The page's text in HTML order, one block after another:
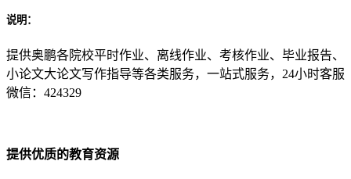
说明：
提供奥鹏各院校平时作业、离线作业、考核作业、毕业报告、
小论文大论文写作指导等各类服务，一站式服务，24小时客服
微信：424329
提供优质的教育资源